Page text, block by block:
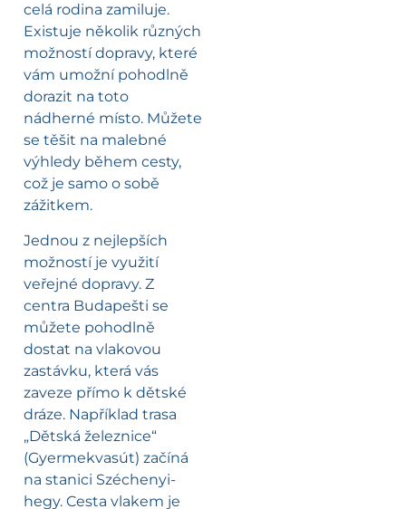
celá rodina zamiluje.
Existuje několik různých
možností dopravy, které
vám umožní pohodlně
dorazit na toto
nádherné místo. Můžete
se těšit na malebné
výhledy během cesty,
což je samo o sobě
zážitkem.
Jednou z nejlepších
možností je využití
veřejné dopravy. Z
centra Budapešti se
můžete pohodlně
dostat na vlakovou
zastávku, která vás
zaveze přímo k dětské
dráze. Například trasa
„Dětská železnice“
(Gyermekvasút) začíná
na stanici Széchenyi-
hegy. Cesta vlakem je